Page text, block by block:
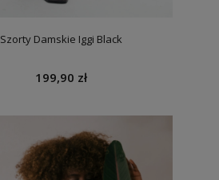
Szorty Damskie Iggi Black
199,90 zł